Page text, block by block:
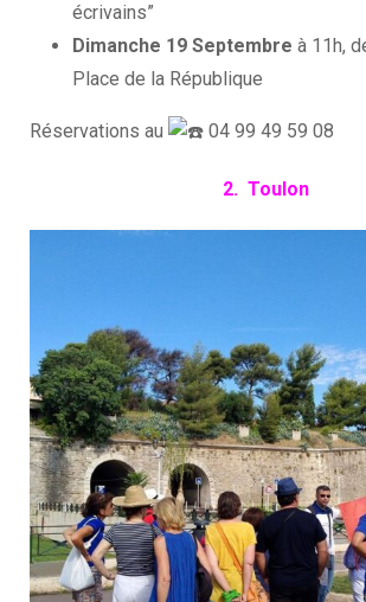
écrivains”
Dimanche 19 Septembre à 11h,
Place de la République
Réservations au 04 99 49 59 08
2. Toulon